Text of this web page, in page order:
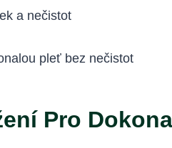
a nečistot
Pro